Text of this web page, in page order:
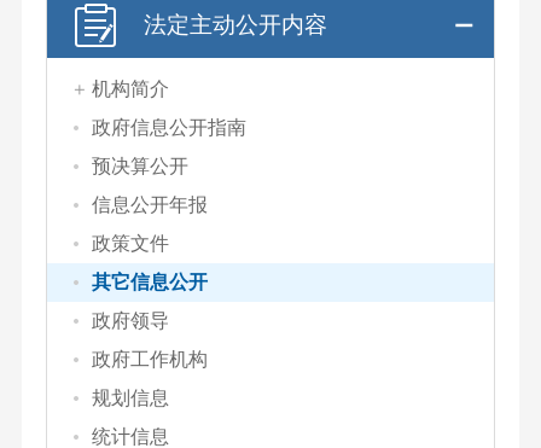
法定主动公开内容
机构简介
政府信息公开指南
预决算公开
信息公开年报
政策文件
其它信息公开
政府领导
政府工作机构
规划信息
统计信息